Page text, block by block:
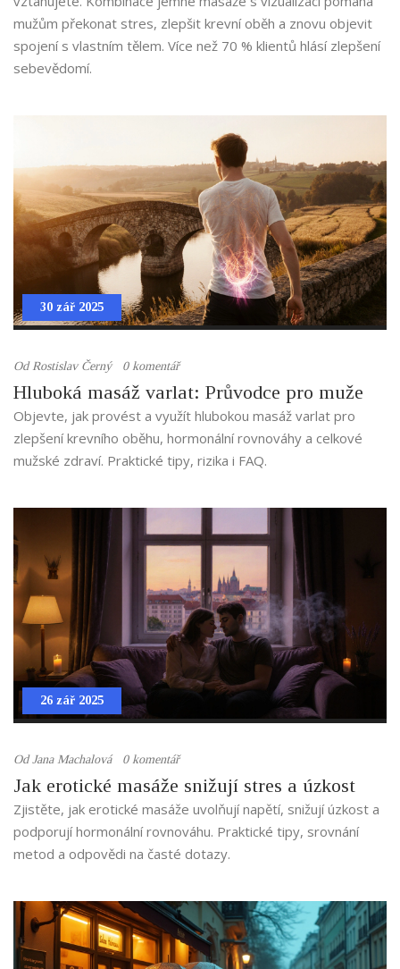
mužům překonat stres, zlepšit krevní oběh a znovu objevit
spojení s vlastním tělem. Více než 70 % klientů hlásí zlepšení
sebevědomí.
30 zář 2025
OdRostislav Černý 0 komentář
Hluboká masáž varlat: Průvodce pro muže
Objevte, jak provést a využít hlubokou masáž varlat pro
zlepšení krevního oběhu, hormonální rovnováhy a celkové
mužské zdraví. Praktické tipy, rizika i FAQ.
26 zář 2025
OdJana Machalová 0 komentář
Jak erotické masáže snižují stres a úzkost
Zjistěte, jak erotické masáže uvolňují napětí, snižují úzkost a
podporují hormonální rovnováhu. Praktické tipy, srovnání
metod a odpovědi na časté dotazy.